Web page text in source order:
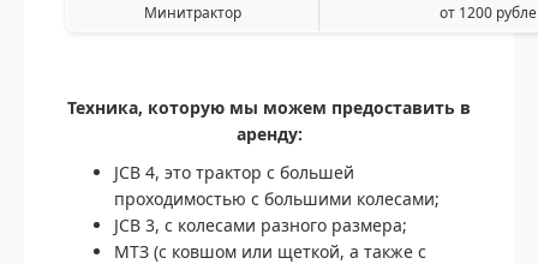
Минитрактор
от 1200
Техника, которую мы можем предоставить в
аренду:
JCB 4, это трактор с большей
проходимостью с большими колесами;
JCB 3, с колесами разного размера;
МТЗ (с ковшом или щеткой, а также с